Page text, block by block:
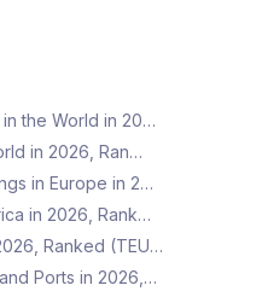
the World in 20…
in 2026, Ran…
in Europe in 2…
in 2026, Rank…
Ranked (TEU…
Ports in 2026,…